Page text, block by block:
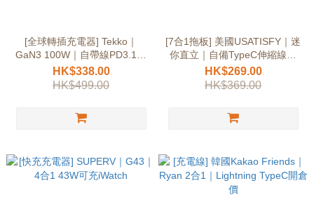
[全球轉插充電器] Tekko｜
GaN3 100W｜自帶線PD3.1快
充
HK$338.00
HK$499.00
[7合1拖板] 美國USATISFY｜迷
你直立｜自備TypeC伸縮線快
充
HK$269.00
HK$369.00